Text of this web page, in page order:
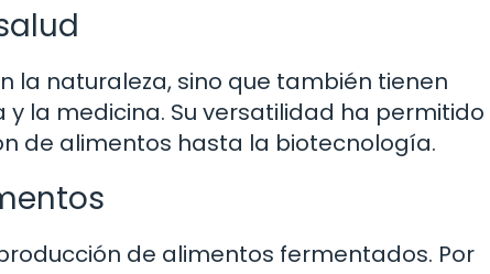
la naturaleza, sino que también tienen
la medicina. Su versatilidad ha permitido
de alimentos hasta la biotecnología.
de alimentos fermentados. Por